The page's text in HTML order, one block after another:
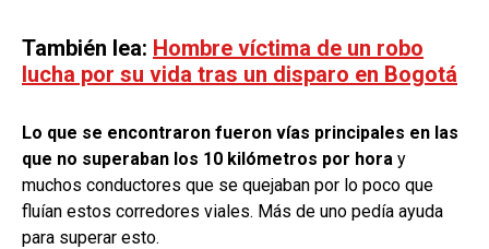
También lea: Hombre víctima de un robo
lucha por su vida tras un disparo en Bogotá
Lo que se encontraron fueron vías principales en las
que no superaban los 10 kilómetros por hora y
muchos conductores que se quejaban por lo poco que
fluían estos corredores viales. Más de uno pedía ayuda
para superar esto.